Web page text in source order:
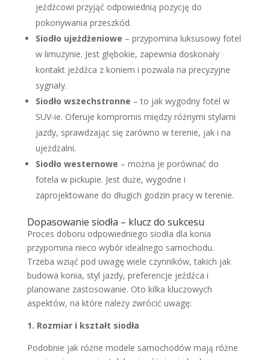
jeźdźcowi przyjąć odpowiednią pozycję do
pokonywania przeszkód.
Siodło ujeżdżeniowe – przypomina luksusowy fotel
w limuzynie. Jest głębokie, zapewnia doskonały
kontakt jeźdźca z koniem i pozwala na precyzyjne
sygnały.
Siodło wszechstronne – to jak wygodny fotel w
SUV-ie. Oferuje kompromis między różnymi stylami
jazdy, sprawdzając się zarówno w terenie, jak i na
ujeżdżalni.
Siodło westernowe – można je porównać do
fotela w pickupie. Jest duże, wygodne i
zaprojektowane do długich godzin pracy w terenie.
Dopasowanie siodła – klucz do sukcesu
Proces doboru odpowiedniego siodła dla konia
przypomina nieco wybór idealnego samochodu.
Trzeba wziąć pod uwagę wiele czynników, takich jak
budowa konia, styl jazdy, preferencje jeźdźca i
planowane zastosowanie. Oto kilka kluczowych
aspektów, na które należy zwrócić uwagę:
1. Rozmiar i kształt siodła
Podobnie jak różne modele samochodów mają różne